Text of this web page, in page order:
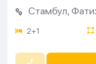
Стамбул,
2+1